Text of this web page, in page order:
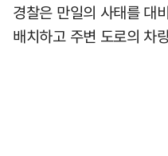
경찰은 만일의 사태를 대
배치하고 주변 도로의 차